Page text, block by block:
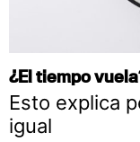
¿El tiempo
Esto explica
igual